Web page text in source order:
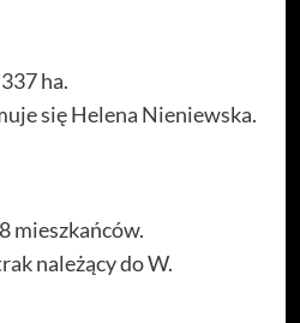
ha.
się Helena Nieniewska.
mieszkańców.
należący do W.